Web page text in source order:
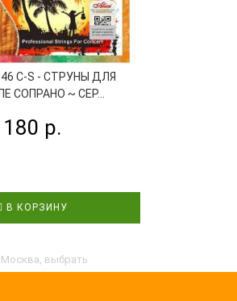
C-S - СТРУНЫ ДЛЯ
СОПРАНО ~ СЕР...
180 р.
В КОРЗИНУ
Москва, выбрать